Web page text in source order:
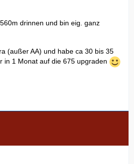
drinnen und bin eig. ganz
(außer AA) und habe ca 30 bis 35
in 1 Monat auf die 675 upgraden